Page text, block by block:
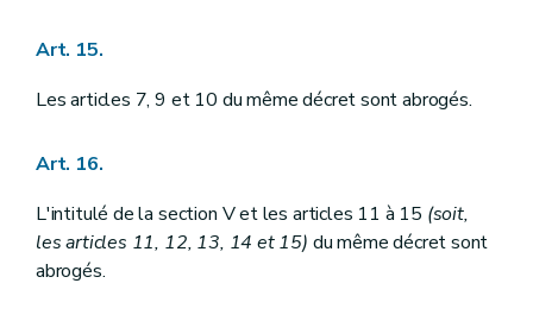
Art. 15.
Les articles 7, 9 et 10 du même décret sont abrogés.
Art. 16.
L'intitulé de la section V et les articles 11 à 15 (soit,
les articles 11, 12, 13, 14 et 15) du même décret sont
abrogés.